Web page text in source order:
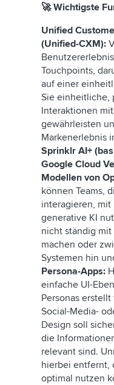
🚀 Wichtigste
Unified
(Unified-CXM):
Touchpoints,
auf einer
Sie einheitliche,
Interaktionen
gewährleisten
Markenerlebnis
Sprinklr AI+
Google Cloud
Modellen von
können Teams,
interagieren,
generative KI
nicht ständig
machen oder
Systemen hin
Persona-Apps:
einfache UI-
Personas
Social-Media-
Design soll
die
relevant sind.
hierbei entfernt,
optimal nutzen